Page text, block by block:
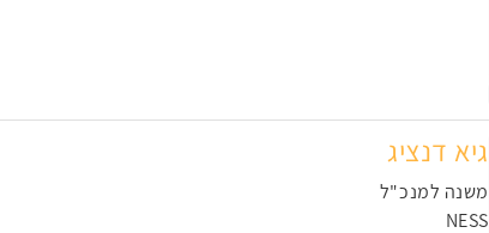
גיא דנציג
משנה למנכ"ל
NESS